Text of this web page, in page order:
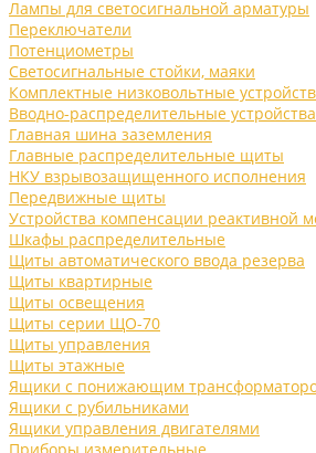
Лампы для светосигнальной арматуры
Переключатели
Потенциометры
Светосигнальные стойки, маяки
Комплектные низковольтные
Вводно-распределительные устройства
Главная шина заземления
Главные распределительные щиты
НКУ взрывозащищенного исполнения
Передвижные щиты
Устройства компенсации реактивной
Шкафы распределительные
Щиты автоматического ввода резерва
Щиты квартирные
Щиты освещения
Щиты серии ЩО-70
Щиты управления
Щиты этажные
Ящики с понижающим
Ящики с рубильниками
Ящики управления двигателями